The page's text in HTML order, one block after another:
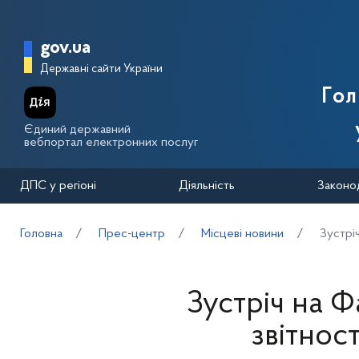
Головна сторінка Державної
gov.ua
Державні сайти України
Єдиний державний
вебпортал електронних послуг
ДПС у регіоні Діяльність
Головна Прес-центр Місцеві новини
Зустріч на